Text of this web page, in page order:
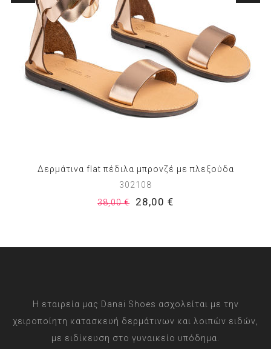
Δερμάτινα flat πέδιλα μπρονζέ με πλεξούδα
302108
38,00 €
28,00 €
Η εταιρεία μας Danai Shoes ασχολείται με την
χειροποίητη κατασκευή δερμάτινων και λοιπών ειδών,
με ειδίκευση στο γυναικείο υπόδημα.